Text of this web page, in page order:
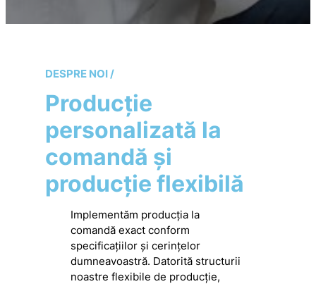
DESPRE NOI /
Producție
personalizată la
comandă și
producție flexibilă
Implementăm producția la
comandă exact conform
specificațiilor și cerințelor
dumneavoastră. Datorită structurii
noastre flexibile de producție,